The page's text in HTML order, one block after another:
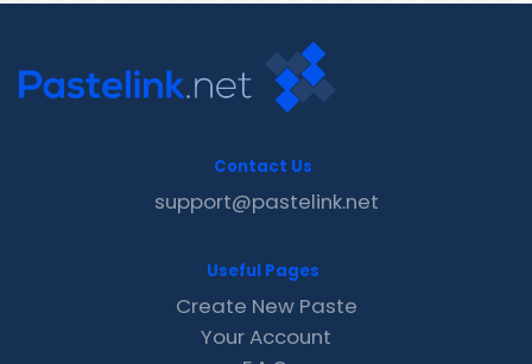
Contact Us
support@pastelink.net
Useful Pages
Create New Paste
Your Account